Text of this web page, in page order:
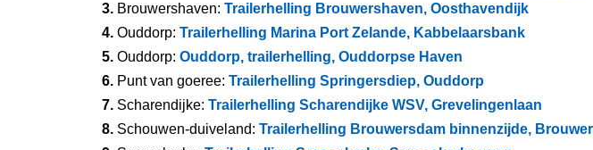
3. Brouwershaven: Trailerhelling Brouwershaven, Oosthavendijk
4. Ouddorp: Trailerhelling Marina Port Zelande, Kabbelaarsbank
5. Ouddorp: Ouddorp, trailerhelling, Ouddorpse Haven
6. Punt van goeree: Trailerhelling Springersdiep, Ouddorp
7. Scharendijke: Trailerhelling Scharendijke WSV, Grevelingenlaan
8. Schouwen-duiveland: Trailerhelling Brouwersdam binnenzijde,